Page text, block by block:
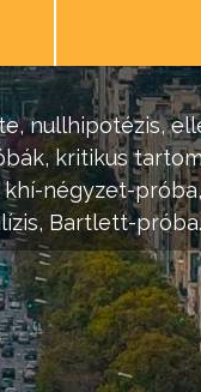
nullhipotézis,
kritikus
négyzet-
Bartlett-próba.